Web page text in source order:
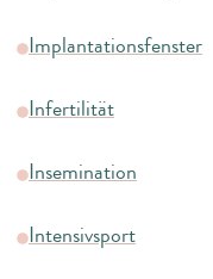
Implantationsfenster
Infertilität
Insemination
Intensivsport